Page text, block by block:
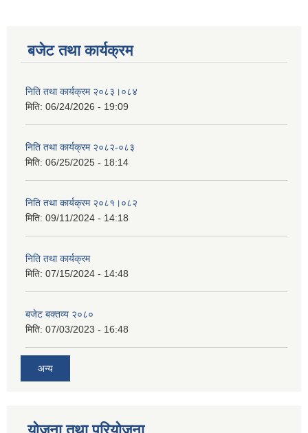
बजेट तथा कार्यक्रम
निति तथा कार्यक्रम २०८३।०८४
मिति: 06/24/2026 - 19:09
निति तथा कार्यक्रम २०८२-०८३
मिति: 06/25/2025 - 18:14
निति तथा कार्यक्रम २०८१।०८२
मिति: 09/11/2024 - 14:18
निति तथा कार्यक्रम
मिति: 07/15/2024 - 14:48
बजेट बक्तव्य २०८०
मिति: 07/03/2023 - 16:48
अन्य